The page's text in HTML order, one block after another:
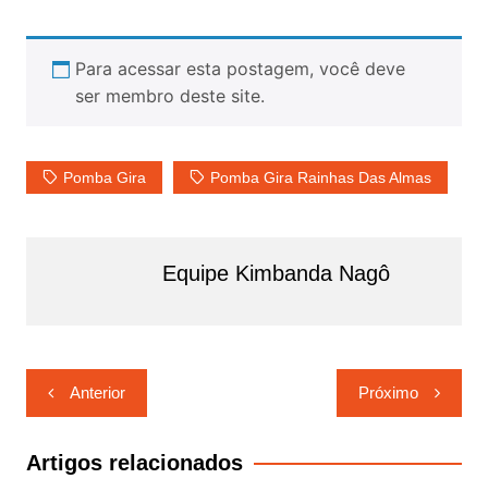
Para acessar esta postagem, você deve
ser membro deste site.
Pomba Gira Pomba Gira Rainhas Das Almas
Equipe Kimbanda Nagô
Navegação
de
Post
Anterior Próximo
Artigos relacionados